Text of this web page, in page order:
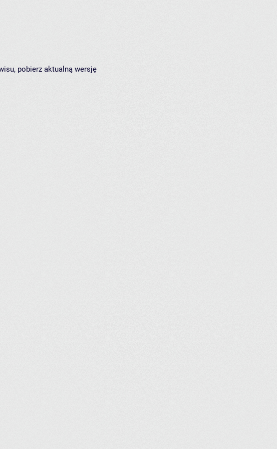
pobierz aktualną wersję